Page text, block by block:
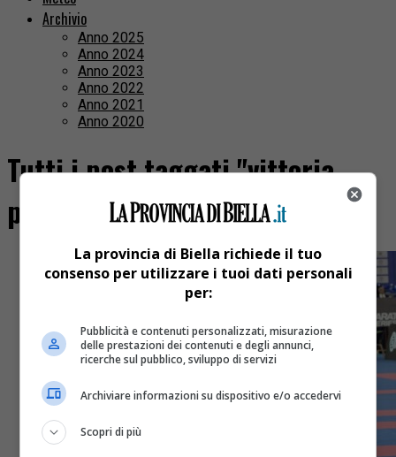
Archivio
Anno 2025
Anno 2024
Anno 2023
Anno 2022
Anno 2021
Anno 2020
Tutti i post taggati "vittoria
pozzo"
La provincia di Biella richiede il tuo
consenso per utilizzare i tuoi dati personali
per:
Pubblicità e contenuti personalizzati, misurazione
delle prestazioni dei contenuti e degli annunci,
ricerche sul pubblico, sviluppo di servizi
Archiviare informazioni su dispositivo e/o accedervi
Scopri di più